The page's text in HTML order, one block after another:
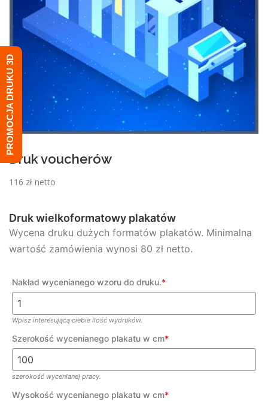
Druk voucherów
116 zł netto
Druk wielkoformatowy plakatów
Wycena druku dużych formatów plakatów. Minimalna
wartość zamówienia wynosi 80 zł netto.
Nakład wycenianego wzoru do druku.*
Wpisz interesującą ciebie ilość wydruków.
Szerokość wycenianego plakatu w cm*
szerokość wycenianej pracy.
Wysokość wycenianego plakatu w cm*
PROMOCJA DRUKU 3D